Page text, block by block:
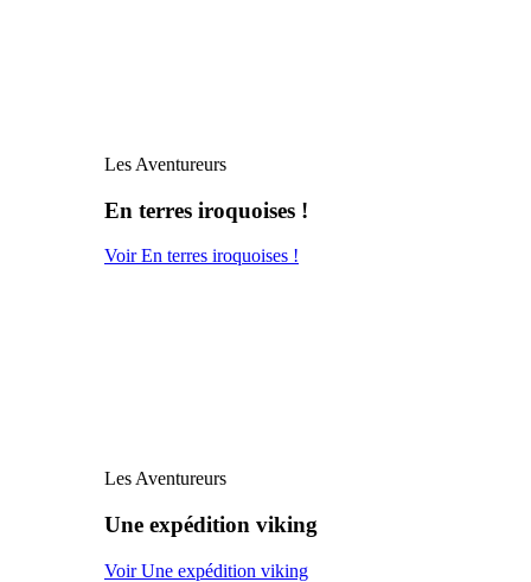
Les Aventureurs
En terres iroquoises !
Voir En terres iroquoises !
Les Aventureurs
Une expédition viking
Voir Une expédition viking